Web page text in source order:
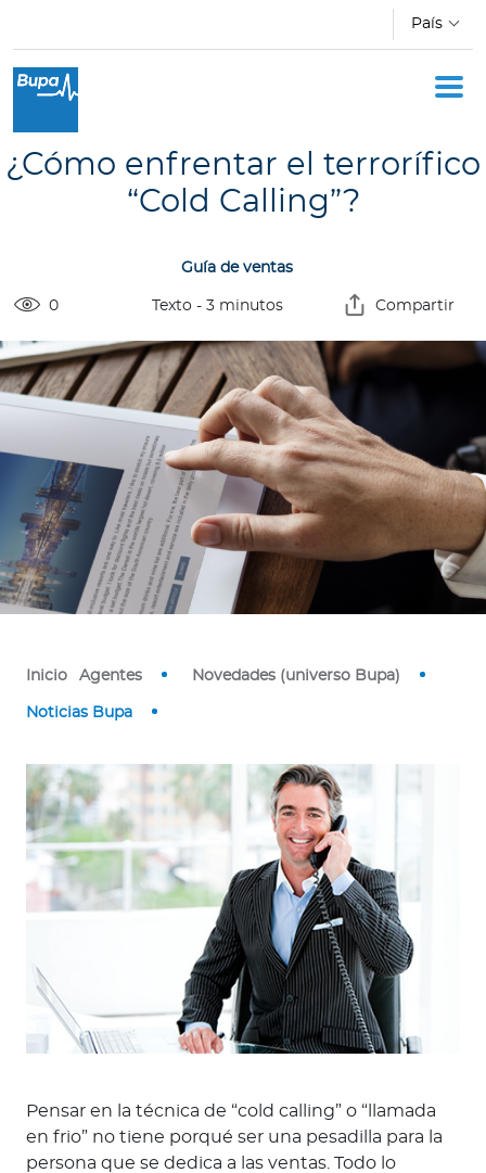
País
Oficina Móvil
Acerca de Bupa
Cotizador
Ingresar a Mi Bupa
Para Clientes
Para Agentes
Contáctanos
¿Cómo enfrentar el terrorífico
“Cold Calling”?
Guía de ventas
0 Texto - 3minutos Compartir
Inicio Agentes Novedades (universo Bupa)
Noticias Bupa
Pensar en la técnica de “cold calling” o “llamada
en frio” no tiene porqué ser una pesadilla para la
persona que se dedica a las ventas. Todo lo